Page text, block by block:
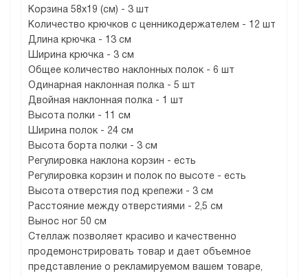
Корзина 58х19 (см) - 3 шт
Количество крючков с ценникодержателем - 12 шт
Длина крючка - 13 см
Ширина крючка - 3 см
Общее количество наклонных полок - 6 шт
Одинарная наклонная полка - 5 шт
Двойная наклонная полка - 1 шт
Высота полки - 11 см
Ширина полок - 24 см
Высота борта полки - 3 см
Регулировка наклона корзин - есть
Регулировка корзин и полок по высоте - есть
Высота отверстия под крепежи - 3 см
Расстояние между отверстиями - 2,5 см
Вынос ног 50 см
Стеллаж позволяет красиво и качественно
продемонстрировать товар и дает объемное
представление о рекламируемом вашем товаре,